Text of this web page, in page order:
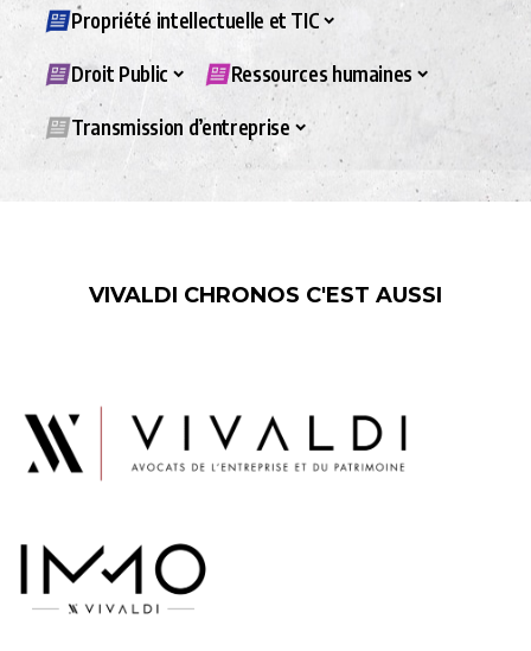
Propriété intellectuelle et TIC
Droit Public Ressources humaines
Transmission d’entreprise
VIVALDI CHRONOS C'EST AUSSI